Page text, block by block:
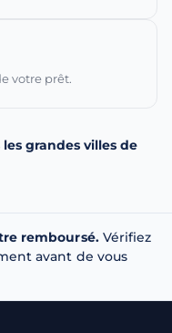
votre prêt.
grandes villes de
remboursé.Vérifiez
avant de vous